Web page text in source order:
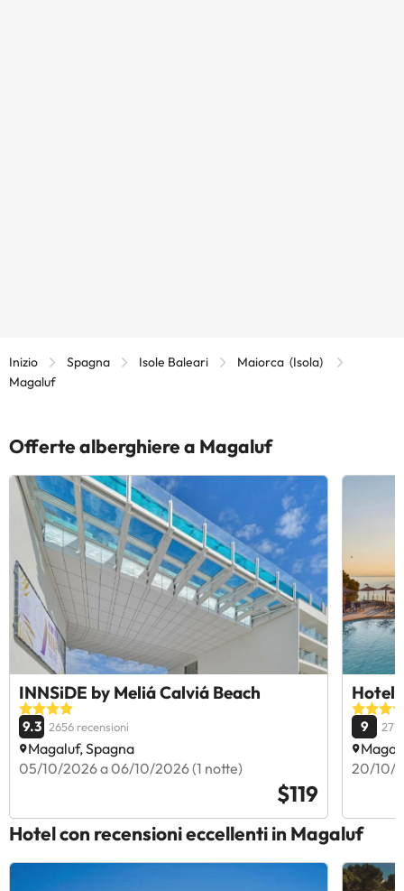
Inizio Spagna Isole Baleari
Maiorca (Isola)
Magaluf
Offerte alberghiere a Magaluf
INNSiDE by Meliá Calviá Beach
9.3 2656 recensioni
Magaluf, Spagna
05/10/2026 a 06/10/2026 (1 notte)
$119
Hotel
9
20/10/
Hotel con recensioni eccellenti in Magaluf